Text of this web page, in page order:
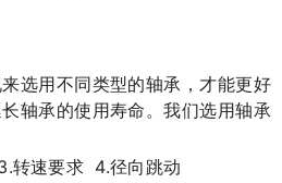
选用不同类型的轴承，才能更好
轴承的使用寿命。我们选用轴承
转速要求4.径向跳动